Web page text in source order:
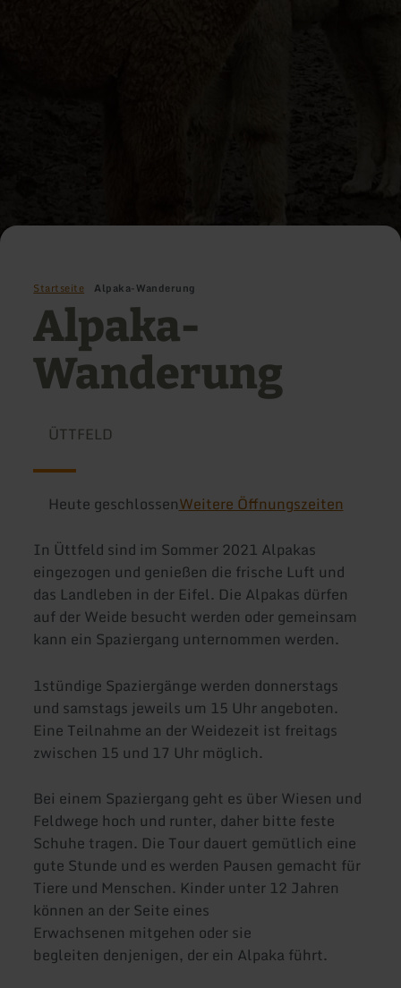
Startseite Alpaka-Wanderung
Alpaka-
Wanderung
ÜTTFELD
Heute geschlossenWeitere Öffnungszeiten
In Üttfeld sind im Sommer 2021 Alpakas
eingezogen und genießen die frische Luft und
das Landleben in der Eifel. Die Alpakas dürfen
auf der Weide besucht werden oder gemeinsam
kann ein Spaziergang unternommen werden.
1stündige Spaziergänge werden donnerstags
und samstags jeweils um 15 Uhr angeboten.
Eine Teilnahme an der Weidezeit ist freitags
zwischen 15 und 17 Uhr möglich.
Bei einem Spaziergang geht es über Wiesen und
Feldwege hoch und runter, daher bitte feste
Schuhe tragen. Die Tour dauert gemütlich eine
gute Stunde und es werden Pausen gemacht für
Tiere und Menschen. Kinder unter 12 Jahren
können an der Seite eines
Erwachsenen mitgehen oder sie
begleiten denjenigen, der ein Alpaka führt.